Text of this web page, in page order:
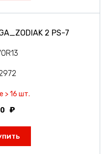
2 PS-7
> 16 шт.